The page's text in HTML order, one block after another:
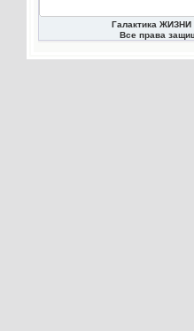
Галактика ЖИЗНИ
Все права